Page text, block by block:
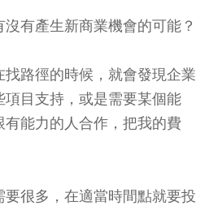
有產生新商業機會的可能？
路徑的時候，就會發現企業
項目支持，或是需要某個能
有能力的人合作，把我的費
很多，在適當時間點就要投